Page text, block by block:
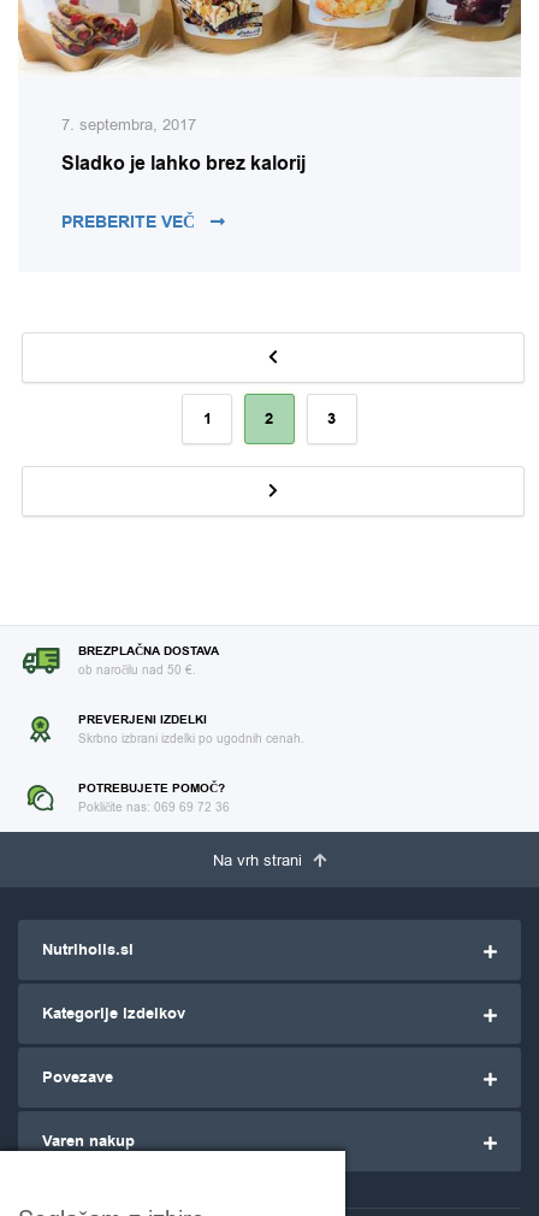
7. septembra, 2017
Sladko je lahko brez kalorij
PREBERITE VEČ SLADKO JE LAHKO BREZ KALORIJ
Številčenje prispevkov
1 2 3
BREZPLAČNA DOSTAVA
ob naročilu nad 50 €.
PREVERJENI IZDELKI
Skrbno izbrani izdelki po ugodnih cenah.
POTREBUJETE POMOČ?
Pokličite nas: 069 69 72 36
Na vrh strani
Nutriholis.si
Kategorije izdelkov
Povezave
Varen nakup